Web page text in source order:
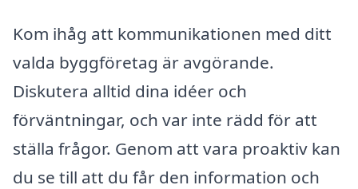
Kom ihåg att kommunikationen med ditt
valda byggföretag är avgörande.
Diskutera alltid dina idéer och
förväntningar, och var inte rädd för att
ställa frågor. Genom att vara proaktiv kan
du se till att du får den information och